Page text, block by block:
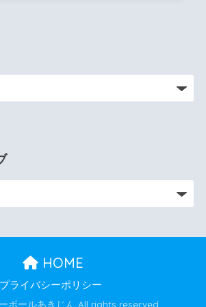
HOME
プライバシーポリシー
ボールあきじん All rights reserved.